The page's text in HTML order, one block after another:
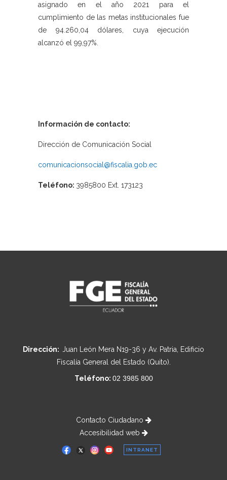
asignado en el año 2021 para el
cumplimiento de las metas institucionales fue
de 94.260,04 dólares, cuya ejecución
alcanzó el 99,97%.
Información de contacto:
Dirección de Comunicación Social
comunicacionsocial@fiscalia.gob.ec
Teléfono: 3985800 Ext. 173123
Dirección: Juan León Mera N19-36 y Av. Patria, Edificio
Fiscalía General del Estado (Quito).
Teléfono: 02 3985 800
Contacto Ciudadano
Accesibilidad web
INTRANET